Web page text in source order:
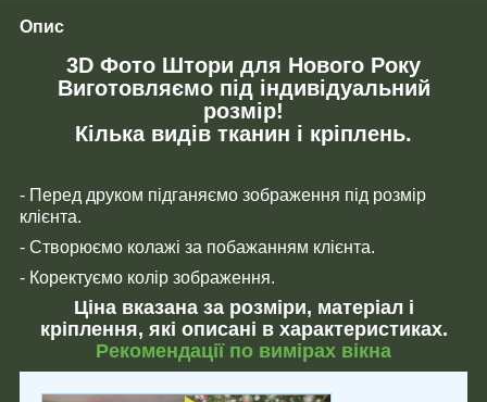
Опис
3D Фото Штори для Нового Року
Виготовляємо під індивідуальний
розмір!
Кілька видів тканин і кріплень.
- Перед друком підганяємо зображення під розмір
клієнта.
- Створюємо колажі за побажанням клієнта.
- Коректуємо колір зображення.
Ціна вказана за розміри, матеріал і
кріплення, які описані в характеристиках.
Рекомендації по вимірах вікна